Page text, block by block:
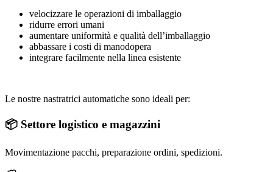
velocizzare le operazioni di imballaggio
ridurre errori umani
aumentare uniformità e qualità dell’imballaggio
abbassare i costi di manodopera
integrare facilmente nella linea esistente
Le nostre nastratrici automatiche sono ideali per:
📦 Settore logistico e magazzini
Movimentazione pacchi, preparazione ordini, spedizioni.